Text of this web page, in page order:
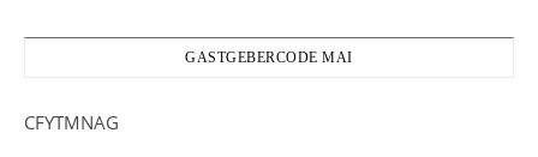
GASTGEBERCODE MAI
CFYTMNAG